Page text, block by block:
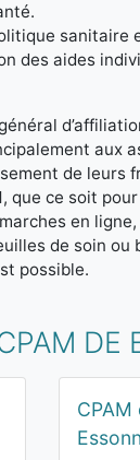
sanitaire
des aides
aux
de leurs
que ce soit
en ligne,
de soin ou
possible.
DE